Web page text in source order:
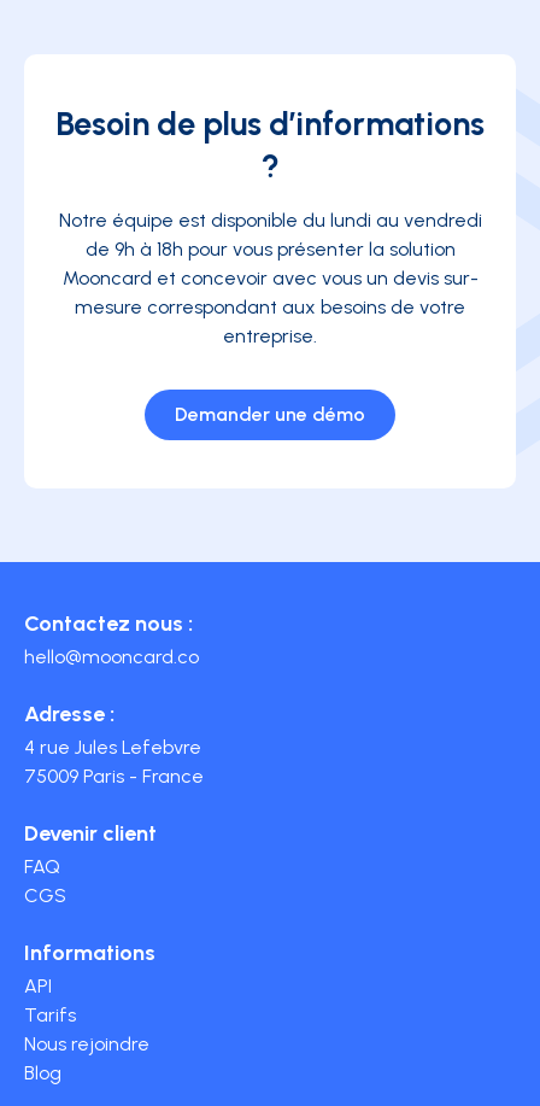
Besoin de plus d’informations
?
Notre équipe est disponible du lundi au vendredi
de 9h à 18h pour vous présenter la solution
Mooncard et concevoir avec vous un devis sur-
mesure correspondant aux besoins de votre
entreprise.
Demander une démo
Contactez nous :
hello@mooncard.co
Adresse :
4 rue Jules Lefebvre
75009 Paris - France
Devenir client
FAQ
CGS
Informations
API
Tarifs
Nous rejoindre
Blog